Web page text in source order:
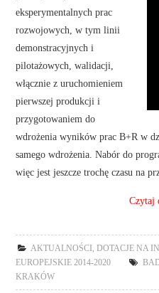
eksperymentalnych prac
rozwojowych, w tym linii
demonstracyjnych i
pilotażowych, walidacji,
włącznie z uruchomieniem
pierwszej produkcji i
przygotowaniem do
wdrożenia wyników prac B+R w
samego wdrożenia. Nabór do
więc jest jeszcze trochę czasu na
Czytaj
AKTUALNOŚCI ,DOTACJE NA
EUROPEJSKIE 2014-2020
KRAKÓW